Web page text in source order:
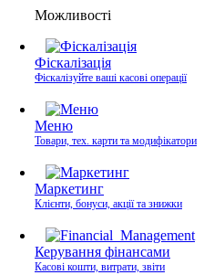
Можливості
Фіскалізація
Фіскалізуйте ваші касові операції
Меню
Товари, тех. карти та модифікатори
Маркетинг
Клієнти, бонуси, акції та знижки
Керування фінансами
Касові кошти, витрати, звіти